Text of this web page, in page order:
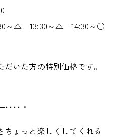
～△ 13:30～△ 14:30～○
いた方の特別価格です。
･･・
ちょっと楽しくしてくれる